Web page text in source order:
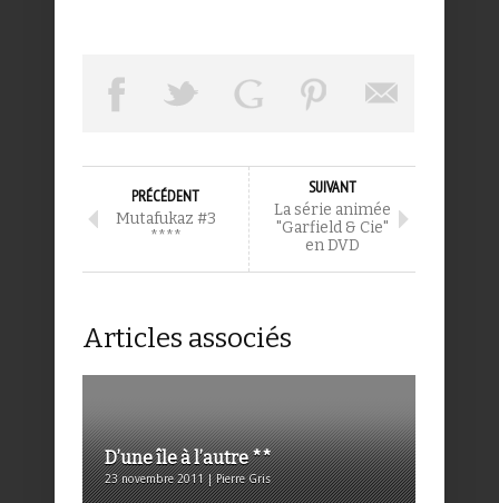
PRÉCÉDENT
Mutafukaz #3
****
SUIVANT
La série animée
"Garfield & Cie"
en DVD
Articles associés
D’une île à l’autre **
23 novembre 2011 | Pierre Gris